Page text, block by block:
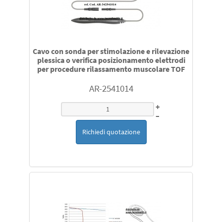
sensori e cavi di estensione per la rilevazione saturazione
datex Ohmeda Nihon Kohden Siemens Draeger
Datascope Mindray Biolight altri
sensori temperatura per Draeger Philips Mindray
Siemens Biolight Datascope Hill Room Atom datex
Cavo con sonda per stimolazione e rilevazione
plessica o verifica posizionamento elettrodi
per procedure rilassamento muscolare TOF
AR-2541014
+
–
Richiedi quotazione